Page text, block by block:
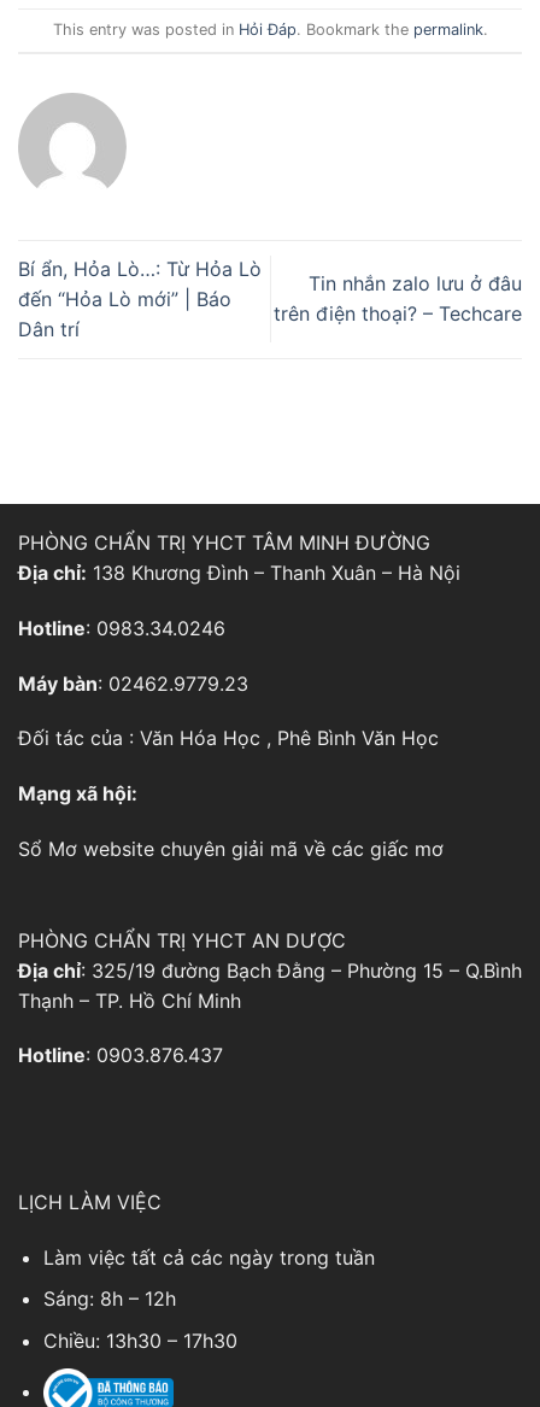
This entry was posted in Hỏi Đáp. Bookmark the permalink.
Bí ẩn, Hỏa Lò…: Từ Hỏa Lò
đến “Hỏa Lò mới” | Báo
Dân trí
Tin nhắn zalo lưu ở đâu
trên điện thoại? – Techcare
PHÒNG CHẨN TRỊ YHCT TÂM MINH ĐƯỜNG
Địa chỉ: 138 Khương Đình – Thanh Xuân – Hà Nội
Hotline: 0983.34.0246
Máy bàn: 02462.9779.23
Đối tác của : Văn Hóa Học , Phê Bình Văn Học
Mạng xã hội:
Sổ Mơ website chuyên giải mã về các giấc mơ
PHÒNG CHẨN TRỊ YHCT AN DƯỢC
Địa chỉ: 325/19 đường Bạch Đằng – Phường 15 – Q.Bình
Thạnh – TP. Hồ Chí Minh
Hotline: 0903.876.437
LỊCH LÀM VIỆC
Làm việc tất cả các ngày trong tuần
Sáng: 8h – 12h
Chiều: 13h30 – 17h30